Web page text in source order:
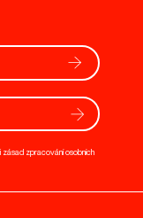
zásad zpracování osobních